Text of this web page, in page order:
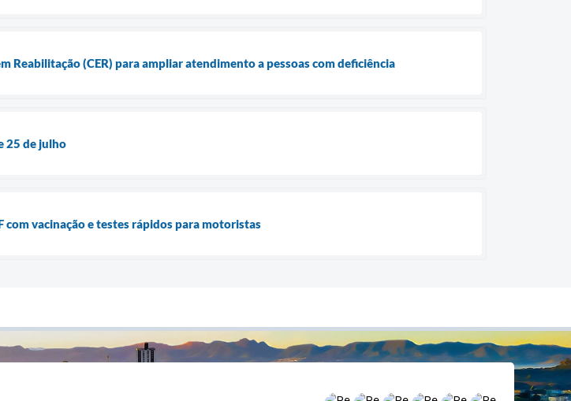
Reabilitação (CER) para ampliar atendimento a pessoas com deficiência
25 de julho
com vacinação e testes rápidos para motoristas